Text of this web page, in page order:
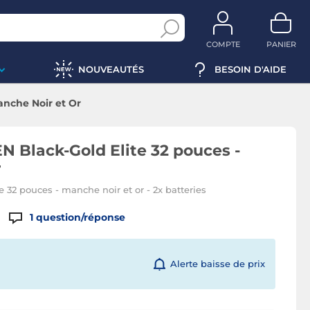
COMPTE PANIER
NOUVEAUTÉS BESOIN D'AIDE
Noir et Or
Black-Gold Elite 32 pouces -
32 pouces - manche noir et or - 2x batteries
1 question/réponse
Alerte baisse de prix